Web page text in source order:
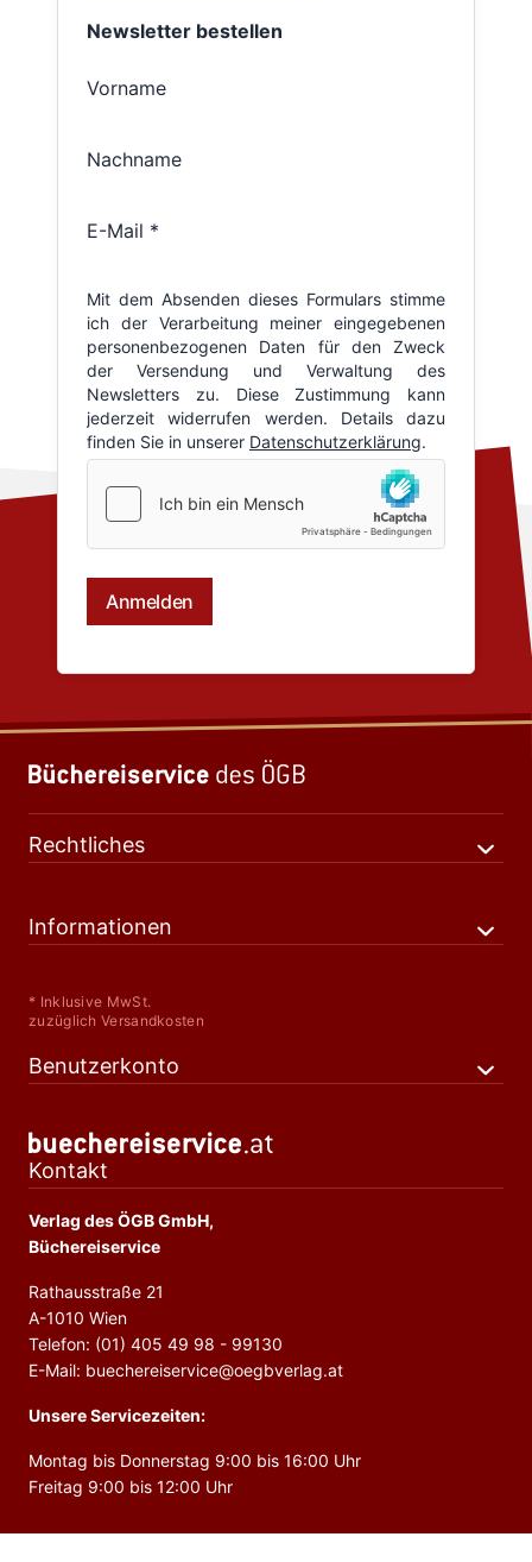
Rechtliches
Informationen
* Inklusive MwSt.
zuzüglich Versandkosten
Benutzerkonto
Kontakt
Verlag des ÖGB GmbH,
Büchereiservice
Rathausstraße 21
A-1010 Wien
Telefon: (01) 405 49 98 - 99130
E-Mail: buechereiservice@oegbverlag.at
Unsere Servicezeiten:
Montag bis Donnerstag 9:00 bis 16:00 Uhr
Freitag 9:00 bis 12:00 Uhr